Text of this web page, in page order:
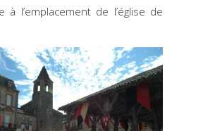
à l’emplacement de l’église de